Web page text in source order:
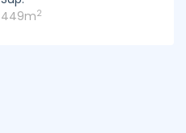
449m2